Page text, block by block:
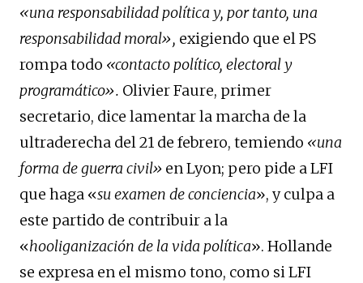
«una responsabilidad política y, por tanto, una
responsabilidad moral», exigiendo que el PS
rompa todo «contacto político, electoral y
programático». Olivier Faure, primer
secretario, dice lamentar la marcha de la
ultraderecha del 21 de febrero, temiendo «una
forma de guerra civil» en Lyon; pero pide a LFI
que haga «su examen de conciencia», y culpa a
este partido de contribuir a la
«hooliganización de la vida política». Hollande
se expresa en el mismo tono, como si LFI